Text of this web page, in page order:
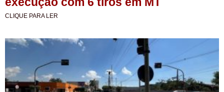
CLIQUE PARA LER